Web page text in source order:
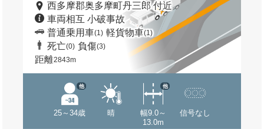
西多摩郡奥多摩町丹三郎 付近
車両相互 小破事故
普通乗用車(1) 軽貨物車(1)
死亡(0) 負傷(3)
距離2843m
25～34歳
他
晴
幅9.0～
13.0m
他
信号なし